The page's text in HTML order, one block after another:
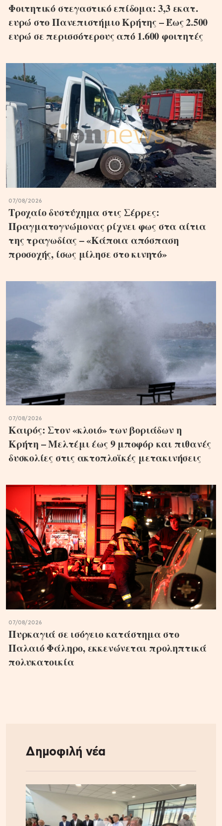
Φοιτητικό στεγαστικό επίδομα: 3,3 εκατ.
ευρώ στο Πανεπιστήμιο Κρήτης – Έως 2.500
ευρώ σε περισσότερους από 1.600 φοιτητές
07/08/2026
Τροχαίο δυστύχημα στις Σέρρες:
Πραγματογνώμονας ρίχνει φως στα αίτια
της τραγωδίας – «Κάποια απόσπαση
προσοχής, ίσως μίλησε στο κινητό»
07/08/2026
Καιρός: Στον «κλοιό» των βοριάδων η
Κρήτη – Μελτέμι έως 9 μποφόρ και πιθανές
δυσκολίες στις ακτοπλοϊκές μετακινήσεις
07/08/2026
Πυρκαγιά σε ισόγειο κατάστημα στο
Παλαιό Φάληρο, εκκενώνεται προληπτικά
πολυκατοικία
Δημοφιλή νέα